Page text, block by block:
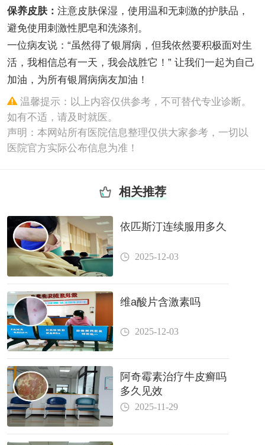
保养皮肤： 注意皮肤保湿，使用温和无刺激的护肤品，
避免使用刺激性肥皂和洗涤剂。
一位病友说：“虽然得了银屑病，但我依然要积极面对生
活，我相信总有一天，我会战胜它！” 让我们一起为自己
加油，为所有银屑病病友加油！
温馨提示：以上内容仅供参考，不可替代专业诊断。
如有不适，请及时就医。
声明：本网站所有医院信息整理仅供大家参考，一切以
医院官方实际公布信息为准！
相关推荐
依匹斯汀连续服用多久
2025-12-03
维a酸片含激素吗
2025-12-03
阿奇霉素治疗牛皮癣吗
多久见效
2025-11-29